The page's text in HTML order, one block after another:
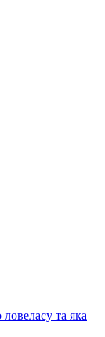
та яка